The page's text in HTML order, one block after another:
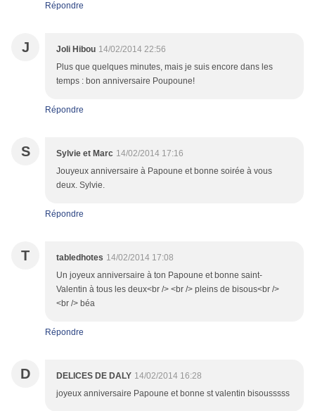
Répondre
J Joli Hibou 14/02/2014 22:56
Plus que quelques minutes, mais je suis encore dans les
temps : bon anniversaire Poupoune!
Répondre
S Sylvie et Marc 14/02/2014 17:16
Jouyeux anniversaire à Papoune et bonne soirée à vous
deux. Sylvie.
Répondre
T tabledhotes 14/02/2014 17:08
Un joyeux anniversaire à ton Papoune et bonne saint-
Valentin à tous les deux<br /> <br /> pleins de bisous<br />
<br /> béa
Répondre
D DELICES DE DALY 14/02/2014 16:28
joyeux anniversaire Papoune et bonne st valentin bisousssss